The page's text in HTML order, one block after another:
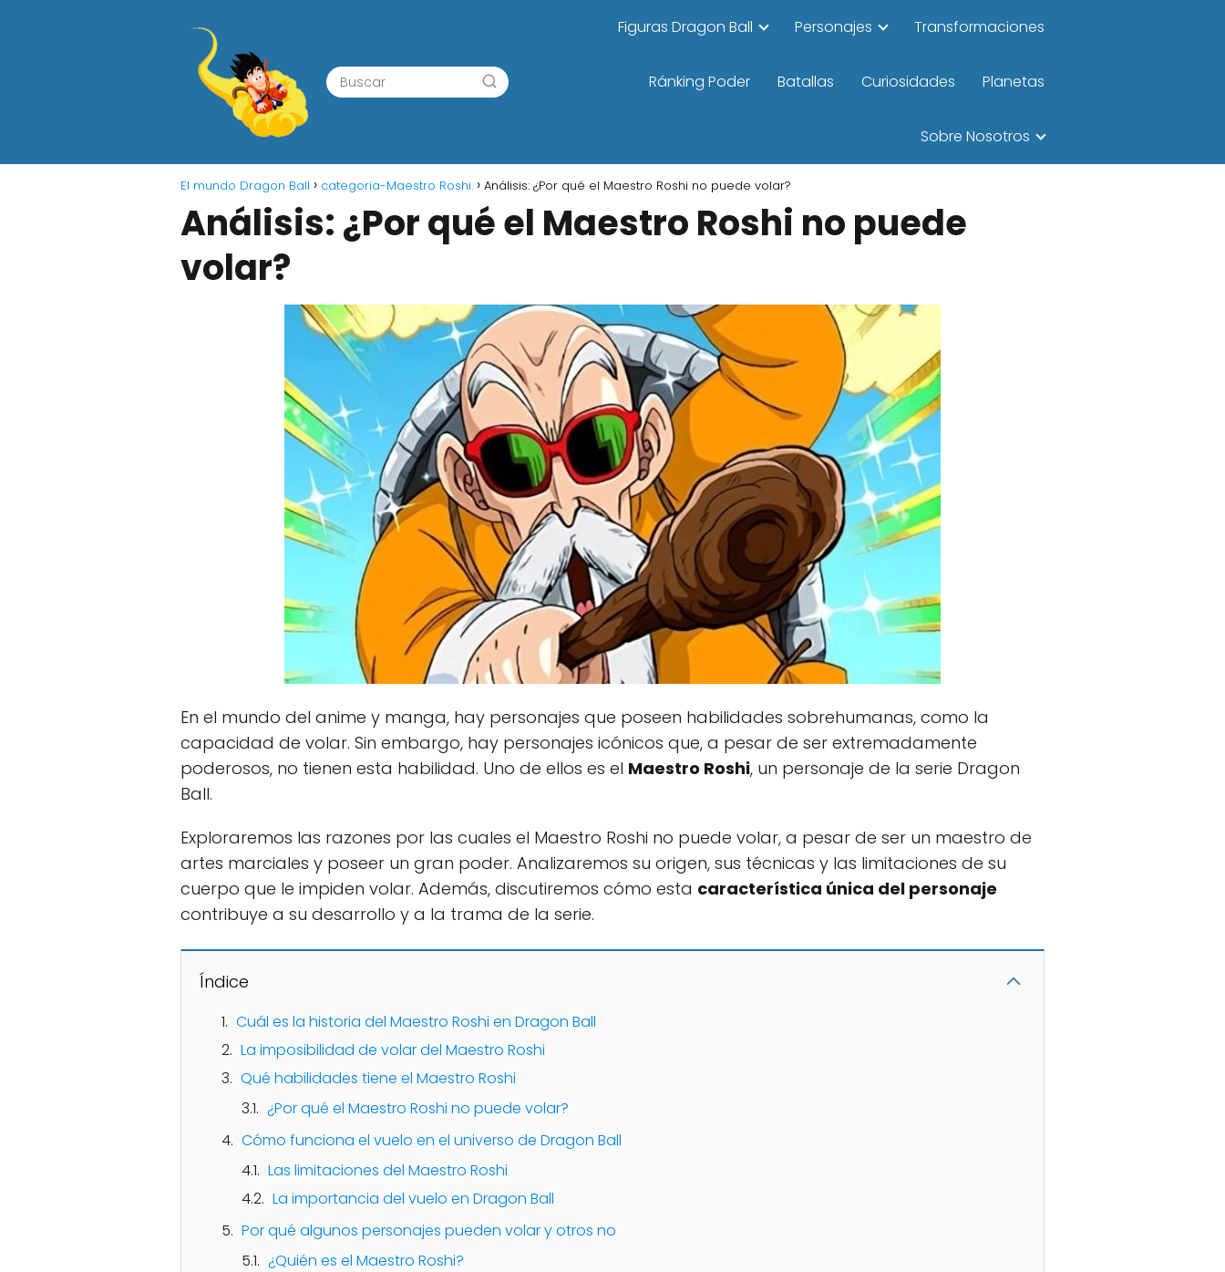
Figuras Dragon Ball Personajes Transformaciones
Ránking Poder Batallas Curiosidades Planetas
Sobre Nosotros
El mundo Dragon Ball categoria-Maestro Roshi. Análisis: ¿Por qué el Maestro Roshi no puede volar?
Análisis: ¿Por qué el Maestro Roshi no puede
volar?
En el mundo del anime y manga, hay personajes que poseen habilidades sobrehumanas, como la
capacidad de volar. Sin embargo, hay personajes icónicos que, a pesar de ser extremadamente
poderosos, no tienen esta habilidad. Uno de ellos es el Maestro Roshi, un personaje de la serie Dragon
Ball.
Exploraremos las razones por las cuales el Maestro Roshi no puede volar, a pesar de ser un maestro de
artes marciales y poseer un gran poder. Analizaremos su origen, sus técnicas y las limitaciones de su
cuerpo que le impiden volar. Además, discutiremos cómo esta característica única del personaje
contribuye a su desarrollo y a la trama de la serie.
Índice
Cuál es la historia del Maestro Roshi en Dragon Ball
La imposibilidad de volar del Maestro Roshi
Qué habilidades tiene el Maestro Roshi
¿Por qué el Maestro Roshi no puede volar?
Cómo funciona el vuelo en el universo de Dragon Ball
Las limitaciones del Maestro Roshi
La importancia del vuelo en Dragon Ball
Por qué algunos personajes pueden volar y otros no
¿Quién es el Maestro Roshi?